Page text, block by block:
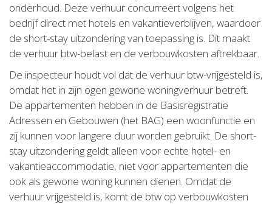
onderhoud. Deze verhuur concurreert volgens het
bedrijf direct met hotels en vakantieverblijven, waardoor
de short-stay uitzondering van toepassing is. Dit maakt
de verhuur btw-belast en de verbouwkosten aftrekbaar.
De inspecteur houdt vol dat de verhuur btw-vrijgesteld is,
omdat het in zijn ogen gewone woningverhuur betreft.
De appartementen hebben in de Basisregistratie
Adressen en Gebouwen (het BAG) een woonfunctie en
zij kunnen voor langere duur worden gebruikt. De short-
stay uitzondering geldt alleen voor echte hotel- en
vakantieaccommodatie, niet voor appartementen die
ook als gewone woning kunnen dienen. Omdat de
verhuur vrijgesteld is, komt de btw op verbouwkosten